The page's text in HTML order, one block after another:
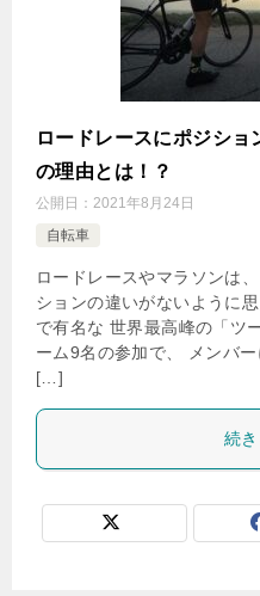
ロードレースにポジショ
の理由とは！？
公開日： 2021年8月24日
自転車
ロードレースやマラソンは
ションの違いがないように
で有名な 世界最高峰の「ツ
ーム9名の参加で、 メンバ
[…]
続